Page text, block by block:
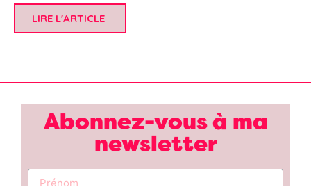
LIRE L'ARTICLE
Abonnez-vous à ma
newsletter